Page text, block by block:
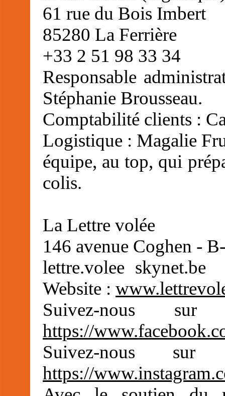
61 rue du Bois Imbert
85280 La Ferrière
+33 2 51 98 33 34
Responsable
Stéphanie Brousseau.
Comptabilité clients :
Logistique : Magalie
équipe, au top, qui
colis.
La Lettre volée
146 avenue Coghen -
lettre.volee skynet.be
Website :
Suivez-nous
https://
Suivez-nous
https://